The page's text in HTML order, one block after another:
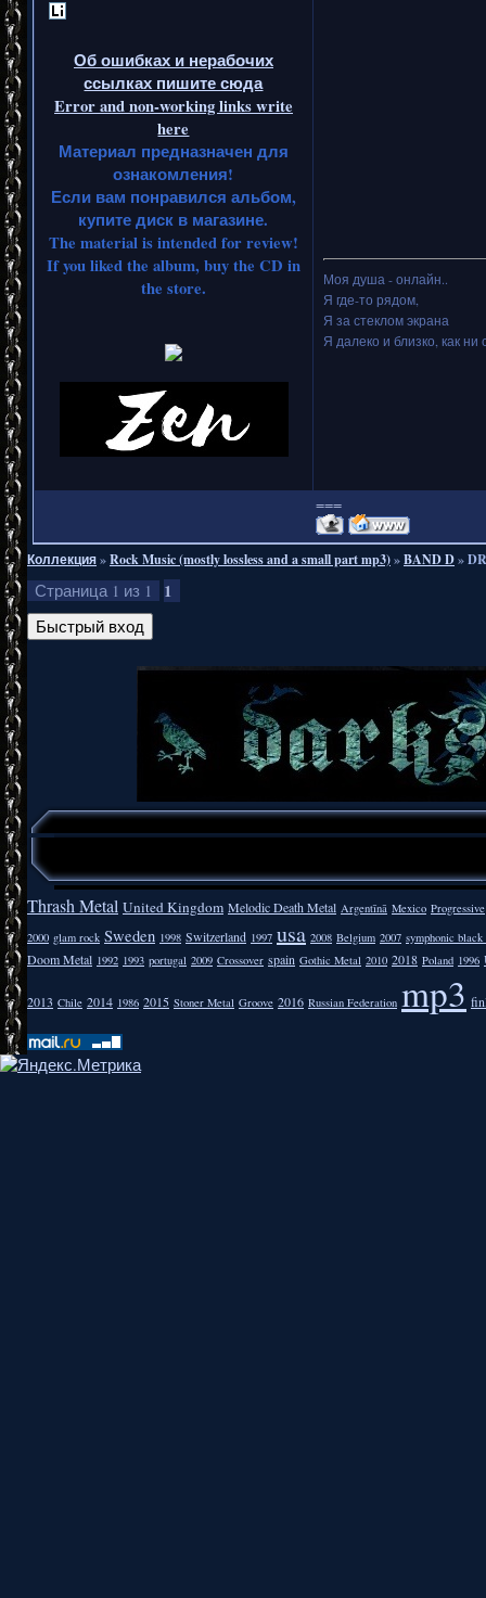
Об ошибках и нерабочих
ссылках пишите сюда
Error and non-working links write
here
Материал предназначен для
ознакомления!
Если вам понравился альбом,
купите диск в магазине.
The material is intended for review!
If you liked the album, buy the CD in
the store.
Моя душа - онлайн..
Я где-то рядом,
Я за стеклом экрана
Я далеко и близко, как ни
===
Коллекция»Rock Music (mostly lossless and a small part mp3)»BAND D»
Страница 1 из 1 1
Thrash Metal United Kingdom Melodic Death Metal Argentīnā Mexico Progressive
2000 glam rock Sweden 1998 Switzerland 1997 usa 2008 Belgium 2007 symphonic
Doom Metal 1992 1993 portugal 2009 Crossover spain Gothic Metal 2010 2018 Poland 1996
2013 Chile 2014 1986 2015 Stoner Metal Groove 2016 Russian Federation mp3